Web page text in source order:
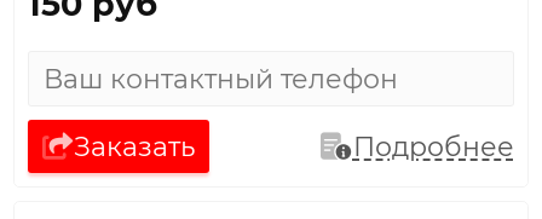
Заказать Подробнее